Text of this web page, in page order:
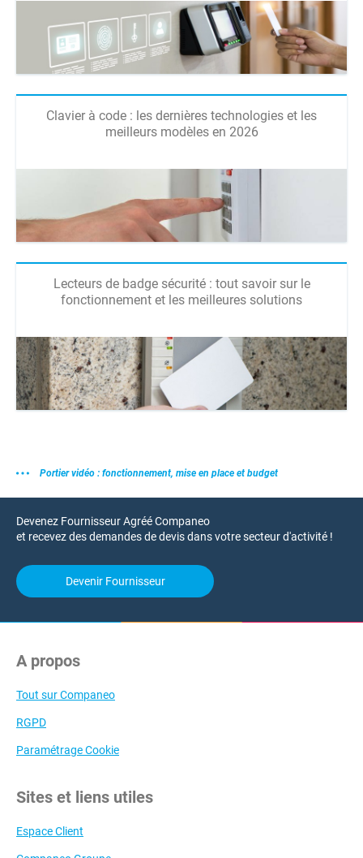
Clavier à code : les dernières technologies et les
meilleurs modèles en 2026
Lecteurs de badge sécurité : tout savoir sur le
fonctionnement et les meilleures solutions
Portier vidéo : fonctionnement, mise en place et budget
Devenez Fournisseur Agréé Companeo
et recevez des demandes de devis dans votre secteur d'activité !
Devenir Fournisseur
A propos
Tout sur Companeo
RGPD
Paramétrage Cookie
Sites et liens utiles
Espace Client